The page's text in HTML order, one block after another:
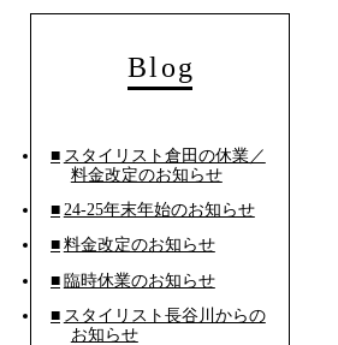
Blog
■スタイリスト倉田の休業／
料金改定のお知らせ
■24-25年末年始のお知らせ
■料金改定のお知らせ
■臨時休業のお知らせ
■スタイリスト長谷川からの
お知らせ